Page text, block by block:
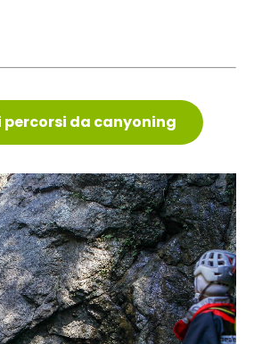
percorsi da canyoning